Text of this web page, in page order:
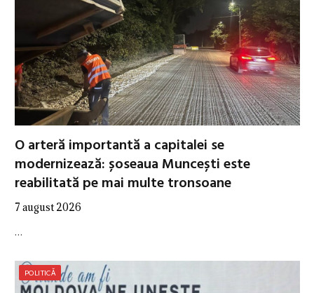
O arteră importantă a capitalei se
modernizează: șoseaua Muncești este
reabilitată pe mai multe tronsoane
7 august 2026
…
POLITICĂ